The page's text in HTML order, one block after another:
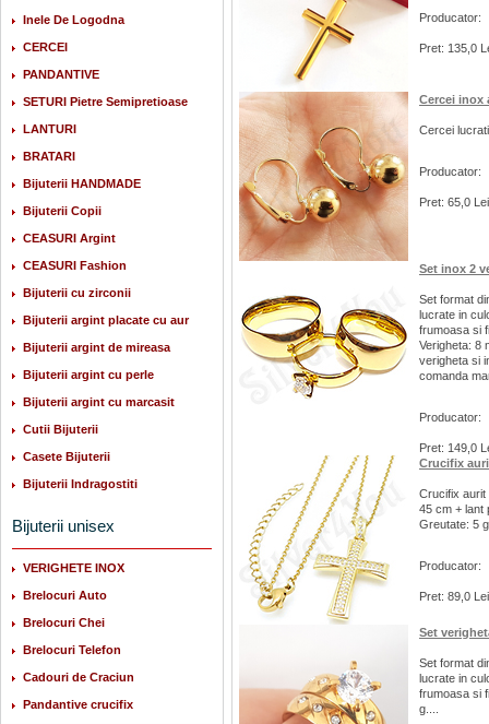
Inele De Logodna
CERCEI
PANDANTIVE
SETURI Pietre Semipretioase
LANTURI
BRATARI
Bijuterii HANDMADE
Bijuterii Copii
CEASURI Argint
CEASURI Fashion
Bijuterii cu zirconii
Bijuterii argint placate cu aur
Bijuterii argint de mireasa
Bijuterii argint cu perle
Bijuterii argint cu marcasit
Cutii Bijuterii
Casete Bijuterii
Bijuterii Indragostiti
Bijuterii unisex
VERIGHETE INOX
Brelocuri Auto
Brelocuri Chei
Brelocuri Telefon
Cadouri de Craciun
Pandantive crucifix
Producator:
Pret: 135,0
Cercei inox
Cercei
Producator:
Pret: 65,0 Lei
Set inox 2
Set format
lucrate in
frumoasa si
Verigheta: 8
verigheta si
comanda
Producator:
Pret: 149,0
Crucifix
Crucifix aurit
45 cm + lant
Greutate: 5
Producator:
Pret: 89,0 Lei
Set
Set format
lucrate in
frumoasa si
g....